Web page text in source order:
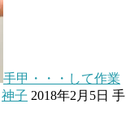
手甲・・・して作業
神子 2018年2月5日 手